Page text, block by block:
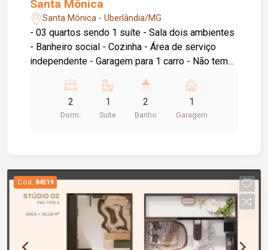
Santa Mônica
Santa Mônica - Uberlândia/MG
- 03 quartos sendo 1 suíte - Sala dois ambientes
- Banheiro social - Cozinha - Área de serviço
independente - Garagem para 1 carro - Não tem
planta funcional e ambientes amplos,. Quartos
amplos, cozinha espaçosa.
2
Dorm.
1
Suite
2
Banho
1
Garagem
Cód. 84519